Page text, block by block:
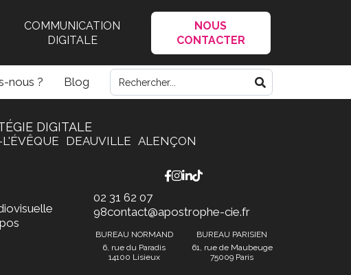
COMMUNICATION
DIGITALE
NOUS
CONTACTER
nous ? Blog
DIGITALE
DEAUVILLE ALENÇON
02 31 62 07
98contact@apostrophe-cie.fr
BUREAU NORMAND
6, rue du Paradis
14100 Lisieux
BUREAU PARISIEN
61, rue de Maubeuge
75009 Paris